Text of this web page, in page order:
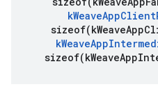
kWeaveAppClient
sizeof(kWeaveApp
kWeaveApp
sizeof(kWeaveApp